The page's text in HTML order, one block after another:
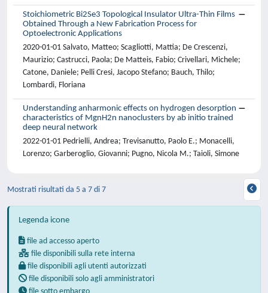
Stoichiometric Bi2Se3 Topological Insulator Ultra-Thin Films
Obtained Through a New Fabrication Process for
Optoelectronic Applications
2020-01-01 Salvato, Matteo; Scagliotti, Mattia; De Crescenzi,
Maurizio; Castrucci, Paola; De Matteis, Fabio; Crivellari, Michele;
Catone, Daniele; Pelli Cresi, Jacopo Stefano; Bauch, Thilo;
Lombardi, Floriana
Understanding anharmonic effects on hydrogen desorption
characteristics of MgnH2n nanoclusters by ab initio trained
deep neural network
2022-01-01 Pedrielli, Andrea; Trevisanutto, Paolo E.; Monacelli,
Lorenzo; Garberoglio, Giovanni; Pugno, Nicola M.; Taioli, Simone
Mostrati risultati da 5 a 7 di 7
Legenda icone
file ad accesso aperto
file disponibili sulla rete interna
file disponibili agli utenti autorizzati
file disponibili solo agli amministratori